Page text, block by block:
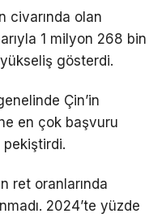
civarında olan
1 milyon 268 bin
gösterdi.
Çin’in
en çok başvuru
ret oranlarında
2024’te yüzde